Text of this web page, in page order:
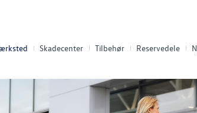
Skadecenter Tilbehør Reservedele